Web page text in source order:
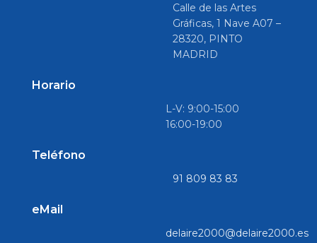
Calle de las Artes
Gráficas, 1 Nave A07 –
28320, PINTO
MADRID
Horario
L-V: 9:00-15:00
16:00-19:00
Teléfono
91 809 83 83
eMail
delaire2000@delaire2000.es